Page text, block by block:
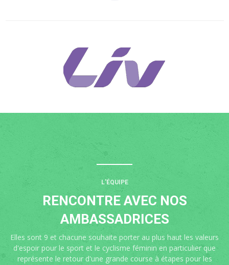
L'ÉQUIPE
RENCONTRE AVEC NOS
AMBASSADRICES
Elles sont 9 et chacune souhaite porter au plus haut les valeurs
d'espoir pour le sport et le cyclisme féminin en particulier que
représente le retour d'une grande course à étapes pour les